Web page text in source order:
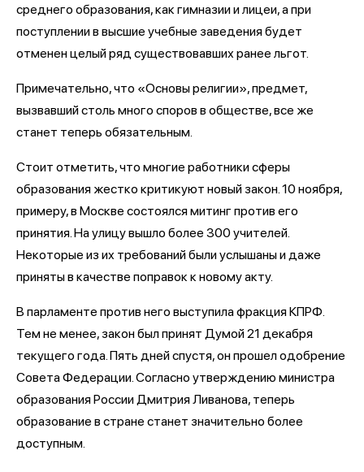
среднего образования, как гимназии и лицеи, а при
поступлении в высшие учебные заведения будет
отменен целый ряд существовавших ранее льгот.
Примечательно, что «Основы религии», предмет,
вызвавший столь много споров в обществе, все же
станет теперь обязательным.
Стоит отметить, что многие работники сферы
образования жестко критикуют новый закон. 10 ноября,
примеру, в Москве состоялся митинг против его
принятия. На улицу вышло более 300 учителей.
Некоторые из их требований были услышаны и даже
приняты в качестве поправок к новому акту.
В парламенте против него выступила фракция КПРФ.
Тем не менее, закон был принят Думой 21 декабря
текущего года. Пять дней спустя, он прошел одобрение
Совета Федерации. Согласно утверждению министра
образования России Дмитрия Ливанова, теперь
образование в стране станет значительно более
доступным.